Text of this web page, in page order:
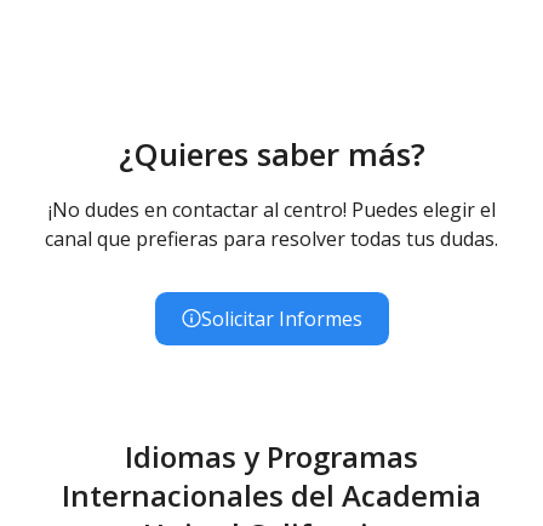
¿Quieres saber más?
¡No dudes en contactar al centro! Puedes elegir el
canal que prefieras para resolver todas tus dudas.
Solicitar Informes
Idiomas y Programas
Internacionales del Academia